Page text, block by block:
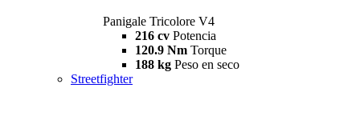
Panigale Tricolore V4
216 cv Potencia
120.9 Nm Torque
188 kg Peso en seco
Streetfighter